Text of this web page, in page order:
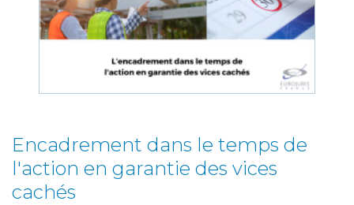
Encadrement dans le temps de
l'action en garantie des vices
cachés